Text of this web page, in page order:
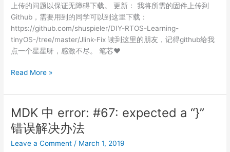
上传的问题以保证无障碍下载。 更新： 我将所需的固件上传到
Github，需要用到的同学可以到这里下载：
https://github.com/shuspieler/DIY-RTOS-Learning-
tinyOS-/tree/master/Jlink-Fix 读到这里的朋友，记得github给我
点一个星星呀，感激不尽。 笔芯♥
新
MDK
提
示
the
connected
Read More »
MDK 中 error: #67: expected a “}”
错误解决办法
Leave a Comment / March 1, 2019